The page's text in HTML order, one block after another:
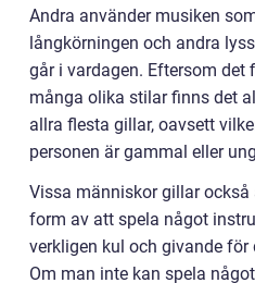
Andra använder musiken
långkörningen och andra
går i vardagen. Eftersom det
många olika stilar finns det
allra flesta gillar, oavsett
personen är gammal eller
Vissa människor gillar
form av att spela något
verkligen kul och givande
Om man inte kan spela